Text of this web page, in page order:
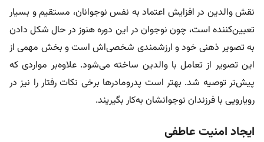
نقش والدین در افزایش اعتماد به نفس نوجوانان، مستقیم و بسیار
تعیین‌کننده‌ است، چون نوجوان در این دوره هنوز در حال شکل‌ دادن
به تصویر ذهنی خود و ارزشمندی شخصی‌اش است و بخش مهمی از
این تصویر از تعامل با والدین ساخته می‌شود. علاوه‌بر مواردی که
پیش‌تر توصیه شد. بهتر است پدرومادرها برخی نکات رفتار را نیز در
رویارویی با فرزندان نوجوانشان به‌کار بگیریند.
ایجاد امنیت عاطفی